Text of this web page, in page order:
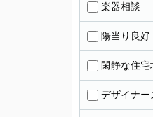
楽器相談
陽当り良好
閑静な住宅
デザイナー